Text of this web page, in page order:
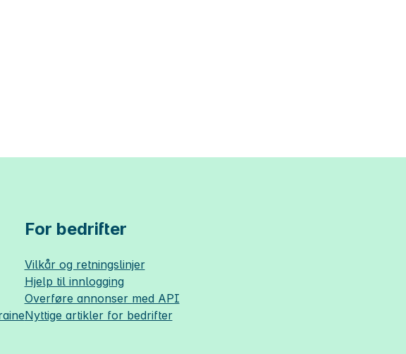
For bedrifter
Vilkår og retningslinjer
Hjelp til innlogging
Overføre annonser med API
Nyttige artikler for bedrifter